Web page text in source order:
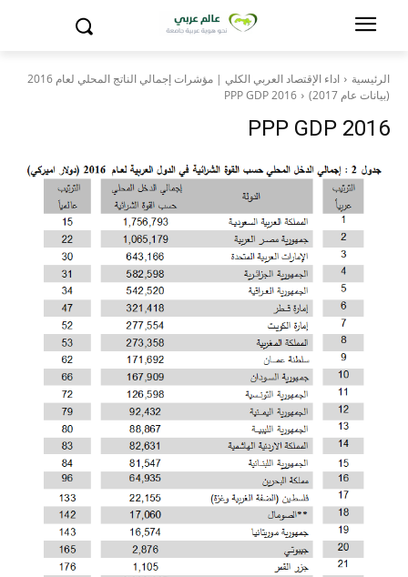
الرئيسية
اداء الإقتصاد العربي الكلي | مؤشرات إجمالي الناتج المحلي لعام 2016
(بيانات عام 2017)
PPP GDP 2016
PPP GDP 2016